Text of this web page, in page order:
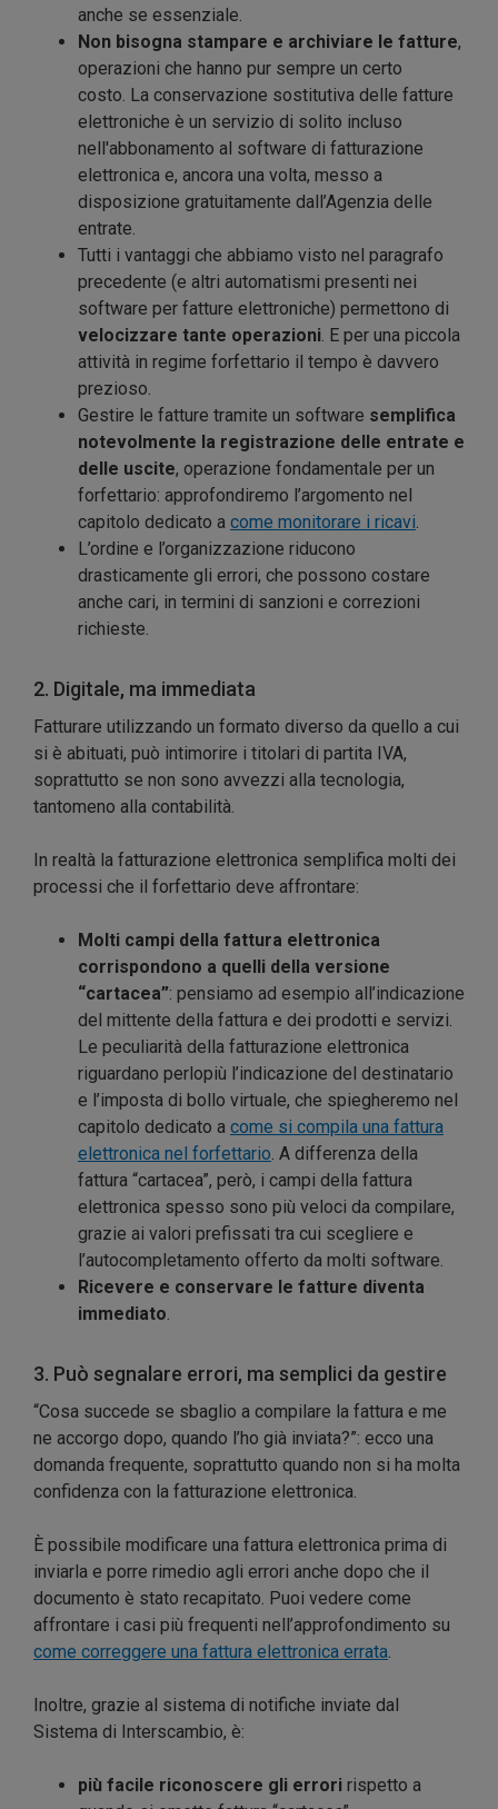
anche se essenziale.
Non bisogna stampare e archiviare le fatture,
operazioni che hanno pur sempre un certo
costo. La conservazione sostitutiva delle fatture
elettroniche è un servizio di solito incluso
nell'abbonamento al software di fatturazione
elettronica e, ancora una volta, messo a
disposizione gratuitamente dall’Agenzia delle
entrate.
Tutti i vantaggi che abbiamo visto nel paragrafo
precedente (e altri automatismi presenti nei
software per fatture elettroniche) permettono di
velocizzare tante operazioni. E per una piccola
attività in regime forfettario il tempo è davvero
prezioso.
Gestire le fatture tramite un software semplifica
notevolmente la registrazione delle entrate e
delle uscite, operazione fondamentale per un
forfettario: approfondiremo l’argomento nel
capitolo dedicato a come monitorare i ricavi.
L’ordine e l’organizzazione riducono
drasticamente gli errori, che possono costare
anche cari, in termini di sanzioni e correzioni
richieste.
2. Digitale, ma immediata
Fatturare utilizzando un formato diverso da quello a cui
si è abituati, può intimorire i titolari di partita IVA,
soprattutto se non sono avvezzi alla tecnologia,
tantomeno alla contabilità.
In realtà la fatturazione elettronica semplifica molti dei
processi che il forfettario deve affrontare:
Molti campi della fattura elettronica
corrispondono a quelli della versione
“cartacea”: pensiamo ad esempio all’indicazione
del mittente della fattura e dei prodotti e servizi.
Le peculiarità della fatturazione elettronica
riguardano perlopiù l’indicazione del destinatario
e l’imposta di bollo virtuale, che spiegheremo nel
capitolo dedicato a come si compila una fattura
elettronica nel forfettario. A differenza della
fattura “cartacea”, però, i campi della fattura
elettronica spesso sono più veloci da compilare,
grazie ai valori prefissati tra cui scegliere e
l’autocompletamento offerto da molti software.
Ricevere e conservare le fatture diventa
immediato.
3. Può segnalare errori, ma semplici da gestire
“Cosa succede se sbaglio a compilare la fattura e me
ne accorgo dopo, quando l’ho già inviata?”: ecco una
domanda frequente, soprattutto quando non si ha molta
confidenza con la fatturazione elettronica.
È possibile modificare una fattura elettronica prima di
inviarla e porre rimedio agli errori anche dopo che il
documento è stato recapitato. Puoi vedere come
affrontare i casi più frequenti nell’approfondimento su
come correggere una fattura elettronica errata.
Inoltre, grazie al sistema di notifiche inviate dal
Sistema di Interscambio, è:
più facile riconoscere gli errori rispetto a